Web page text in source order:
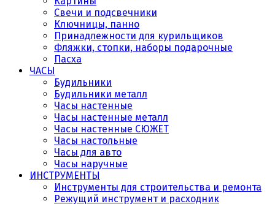
Свечи и подсвечники
Ключницы, панно
Принадлежности для курильщиков
Фляжки, стопки, наборы подарочные
Пасха
ЧАСЫ
Будильники
Будильники металл
Часы настенные
Часы настенные металл
Часы настенные СЮЖЕТ
Часы настольные
Часы для авто
Часы наручные
ИНСТРУМЕНТЫ
Инструменты для строительства и ремонта
Режущий инструмент и расходник